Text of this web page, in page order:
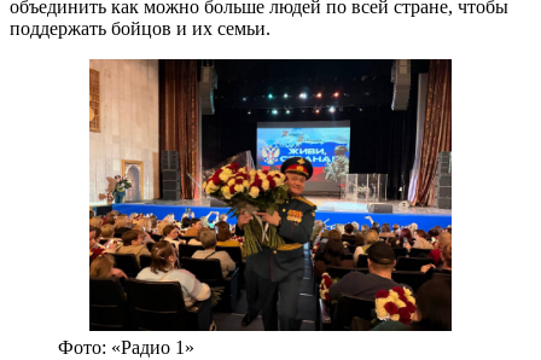
объединить как можно больше людей по всей стране, чтобы
поддержать бойцов и их семьи.
Фото: «Радио 1»